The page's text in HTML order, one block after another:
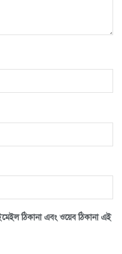
ঠিকানা এবং ওয়েব ঠিকানা এই